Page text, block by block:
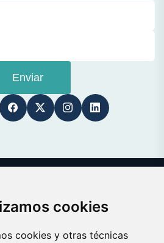
cookies
cookies y otras técnicas
Enviar